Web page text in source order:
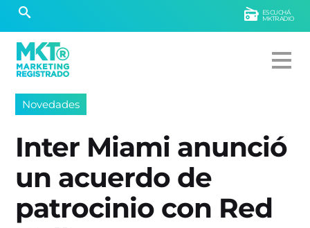
ESCUCHÁ
MKTRADIO
Novedades
Inter Miami anunció
un acuerdo de
patrocinio con Red